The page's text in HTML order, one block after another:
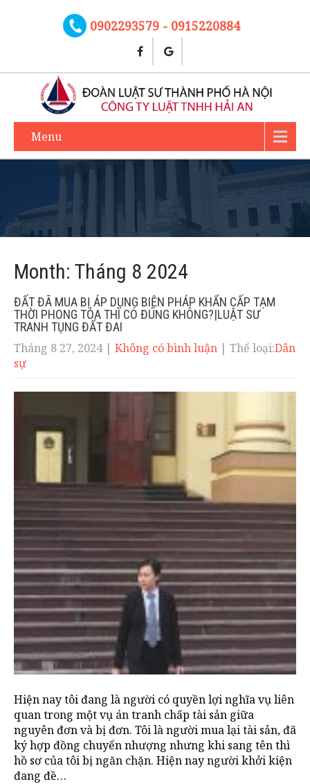
0902293579 - 0915220884
Menu
Month: Tháng 8 2024
ĐẤT ĐÃ MUA BỊ ÁP DỤNG BIỆN PHÁP KHẨN CẤP TẠM
THỜI PHONG TỎA THÌ CÓ ĐÚNG KHÔNG?|LUẬT SƯ
TRANH TỤNG ĐẤT ĐAI
Tháng 8 27, 2024 | Không có bình luận | Thể loại:Dân
sự
Hiện nay tôi đang là người có quyền lợi nghĩa vụ liên
quan trong một vụ án tranh chấp tài sản giữa
nguyên đơn và bị đơn. Tôi là người mua lại tài sản, đã
ký hợp đồng chuyển nhượng nhưng khi sang tên thì
hồ sơ của tôi bị ngăn chặn. Hiện nay người khởi kiện
đang đề…